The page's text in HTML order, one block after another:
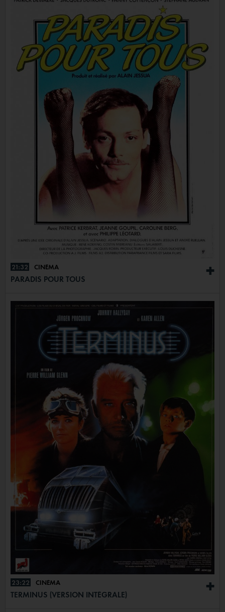
+
21:32 CINÉMA
PARADIS POUR TOUS
+
23:22 CINÉMA
TERMINUS (VERSION INTÉGRALE)